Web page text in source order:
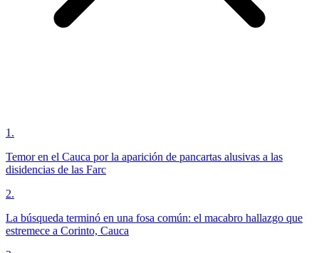
1 .
Temor en el Cauca por la aparición de pancartas alusivas a las
disidencias de las Farc
2.
La búsqueda terminó en una fosa común: el macabro hallazgo que
estremece a Corinto, Cauca